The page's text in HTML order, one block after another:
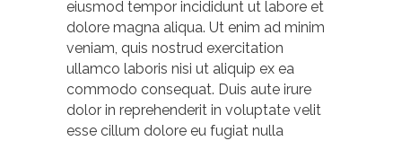
eiusmod tempor incididunt ut labore et
dolore magna aliqua. Ut enim ad minim
veniam, quis nostrud exercitation
ullamco laboris nisi ut aliquip ex ea
commodo consequat. Duis aute irure
dolor in reprehenderit in voluptate velit
esse cillum dolore eu fugiat nulla